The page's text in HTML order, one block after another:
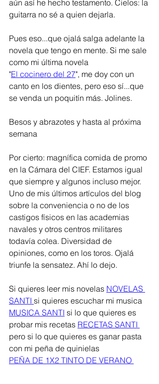
aún así he hecho testamento. Cielos: la
guitarra no sé a quien dejarla.
Pues eso...que ojalá salga adelante la
novela que tengo en mente. Si me sale
como mi última novela
"El cocinero del 27", me doy con un
canto en los dientes, pero eso sí...que
se venda un poquitín más. Jolines.
Besos y abrazotes y hasta al próxima
semana
Por cierto: magnífica comida de promo
en la Cámara del CIEF. Estamos igual
que siempre y algunos incluso mejor.
Uno de mis últimos artículos del blog
sobre la conveniencia o no de los
castigos físicos en las academias
navales y otros centros militares
todavía colea. Diversidad de
opiniones, como en los toros. Ojalá
triunfe la sensatez. Ahí lo dejo.
Si quieres leer mis novelas NOVELAS
SANTI si quieres escuchar mi musica
MUSICA SANTI si lo que quieres es
probar mis recetas RECETAS SANTI
pero si lo que quieres es ganar pasta
con mi peña de quinielas
PEÑA DE 1X2 TINTO DE VERANO